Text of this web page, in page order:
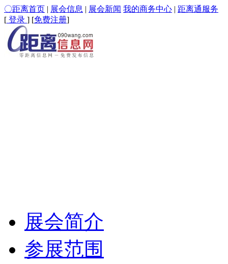
〇距离首页 | 展会信息 | 展会新闻 我的商务中心 | 距离通服务
[ 登录 ] [免费注册]
展会简介
参展范围